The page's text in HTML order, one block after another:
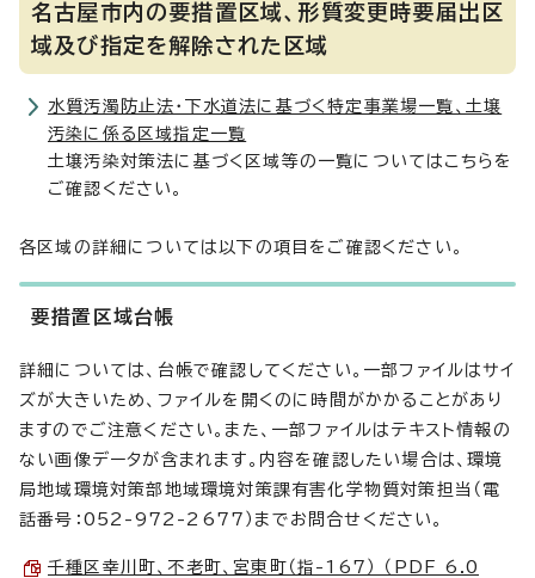
名古屋市内の要措置区域、形質変更時要届出区
域及び指定を解除された区域
水質汚濁防止法・下水道法に基づく特定事業場一覧、土壌
汚染に係る区域指定一覧
土壌汚染対策法に基づく区域等の一覧についてはこちらを
ご確認ください。
各区域の詳細については以下の項目をご確認ください。
要措置区域台帳
詳細については、台帳で確認してください。一部ファイルはサイ
ズが大きいため、ファイルを開くのに時間がかかることがあり
ますのでご注意ください。また、一部ファイルはテキスト情報の
ない画像データが含まれます。内容を確認したい場合は、環境
局地域環境対策部地域環境対策課有害化学物質対策担当（電
話番号：052-972-2677）までお問合せください。
千種区幸川町、不老町、宮東町（指-167） （PDF 6.0